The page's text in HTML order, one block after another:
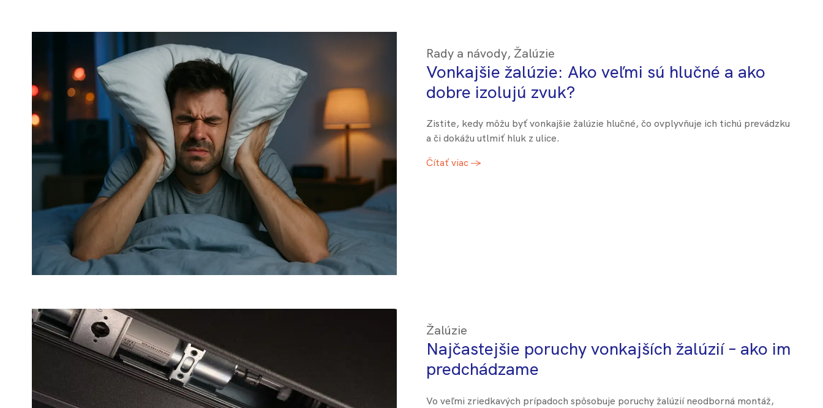
Rady a návody, Žalúzie
Vonkajšie žalúzie: Ako veľmi sú hlučné a ako
dobre izolujú zvuk?
Zistite, kedy môžu byť vonkajšie žalúzie hlučné, čo ovplyvňuje ich tichú prevádzku
a či dokážu utlmiť hluk z ulice.
Čítať viac →
Žalúzie
Najčastejšie poruchy vonkajších žalúzií – ako im
predchádzame
Vo veľmi zriedkavých prípadoch spôsobuje poruchy žalúzií neodborná montáž,